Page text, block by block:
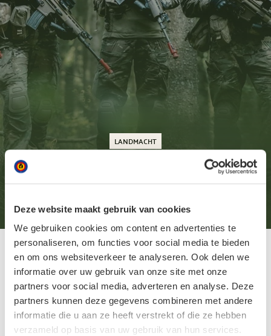
Deze website maakt gebruik van cookies
We gebruiken cookies om content en advertenties te
personaliseren, om functies voor social media te bieden
en om ons websiteverkeer te analyseren. Ook delen we
informatie over uw gebruik van onze site met onze
partners voor social media, adverteren en analyse. Deze
partners kunnen deze gegevens combineren met andere
informatie die u aan ze heeft verstrekt of die ze hebben
verzameld op basis van uw gebruik van hun services.
LANDMACHT
Online infosessie: het
Online infosessie: het Militaire Dienstjaar
19 december 2025